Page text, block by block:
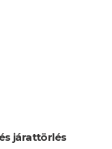
járattörlés